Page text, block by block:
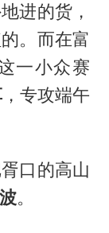
进的货，
。而在富
一小众赛
，专攻端午
口的高山
。